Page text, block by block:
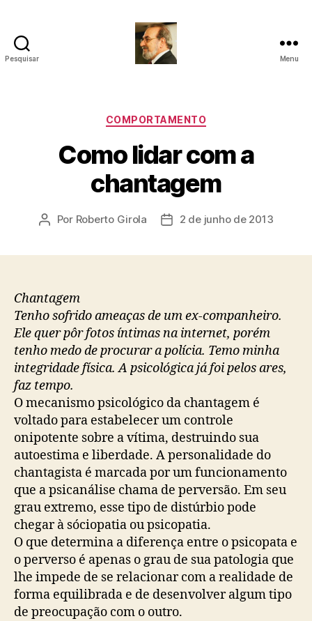
Pesquisar
Psicanalista
e
Terapeuta
Familiar
Menu
Categorias
COMPORTAMENTO
Como lidar com a
chantagem
Autor
Por Roberto Girola
Data2 de junho de 2013
Chantagem
Tenho sofrido ameaças de um ex-companheiro.
Ele quer pôr fotos íntimas na internet, porém
tenho medo de procurar a polícia. Temo minha
integridade física. A psicológica já foi pelos ares,
faz tempo.
O mecanismo psicológico da chantagem é
voltado para estabelecer um controle
onipotente sobre a vítima, destruindo sua
autoestima e liberdade. A personalidade do
chantagista é marcada por um funcionamento
que a psicanálise chama de perversão. Em seu
grau extremo, esse tipo de distúrbio pode
chegar à sóciopatia ou psicopatia.
O que determina a diferença entre o psicopata e
o perverso é apenas o grau de sua patologia que
lhe impede de se relacionar com a realidade de
forma equilibrada e de desenvolver algum tipo
de preocupação com o outro.